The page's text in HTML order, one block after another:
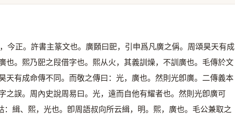
，今正。許書主篆文也。廣頥曰巸，引申爲凡廣之偁。周頌昊天有成
也。熙乃巸之叚借字也。熙从火，其義訓燥，不訓廣也。毛傳於文
天有成命傳不同。而敬之傳曰：光，廣也。然則光卽廣。二傳義本
之誤。周內史說周易曰。光，遠而自他有耀者也。然則光卽廣可
緝、熙，光也。卽周語叔向所云緝，明。熙，廣也。毛公兼取之